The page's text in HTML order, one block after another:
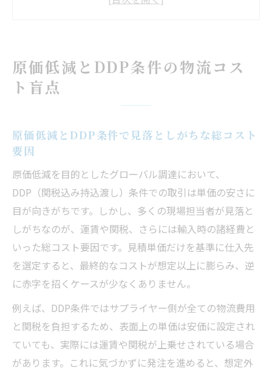
運賃や関税による原価低減失敗事例から学
ぶ
原価低減で重要なDDP物流コストの可視化
グローバル調達時の原価低減とコスト構造
の関係
物流コストの盲点が原価低減を阻む要因と
は
調達先の単価に潜む見積もりリスクを再確
認
原価低減に欠かせない物流費・関税の全体
像
グローバル調達の原価低減で注意すべき契
約条件
物流コスト適正化を目指す実務担当者のポイン
原価低減とDDP条件の物流コス
ト盲点
原価低減とDDP条件で見落としがちな総コスト
要因
原価低減を目的としたグローバル調達において、
DDP（関税込み持込渡し）条件での取引は単価の安さに
目が向きがちです。しかし、多くの現場担当者が見落と
しがちなのが、運賃や関税、さらには輸入時の諸経費と
いった総コスト要因です。見積単価だけを基準に仕入先
を選定すると、最終的なコストが想定以上に膨らみ、逆
に赤字を招くケースが少なくありません。
例えば、DDP条件ではサプライヤー側が全ての物流費用
と関税を負担するため、表面上の単価は安価に設定され
ていても、実際には運賃や関税が上乗せされている場合
があります。これに気づかずに発注を進めると、想定外